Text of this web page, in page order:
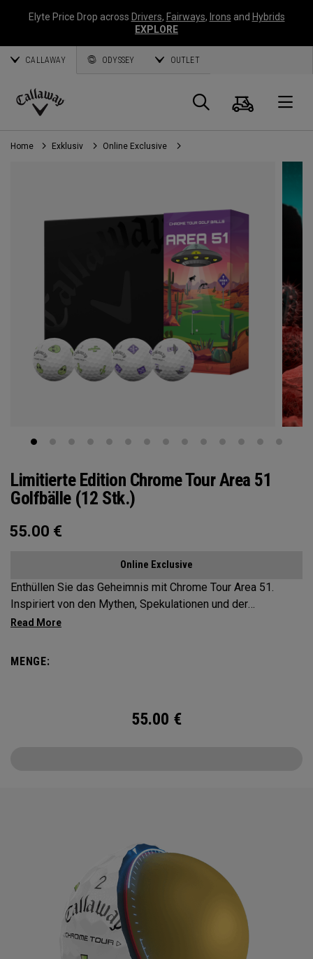
Elyte Price Drop across Drivers, Fairways, Irons and Hybrids
EXPLORE
CALLAWAY ODYSSEY OUTLET
Callaway
Golf
Suche
Home Exklusiv Online Exclusive
Limitierte Edition Chrome Tour Area 51
Golfbälle (12 Stk.)
55.00 €
Online Exclusive
Enthüllen Sie das Geheimnis mit Chrome Tour Area 51.
Inspiriert von den Mythen, Spekulationen und der
Berühmtheit des geheimnisvollen militärischen
Designs, die Ihrem Spiel einen Vorteil verleihen. Der
MENGE:
55.00 €